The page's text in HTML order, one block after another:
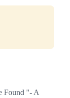
Found "- A